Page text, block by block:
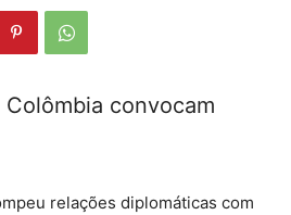
convocam
relações diplomáticas com